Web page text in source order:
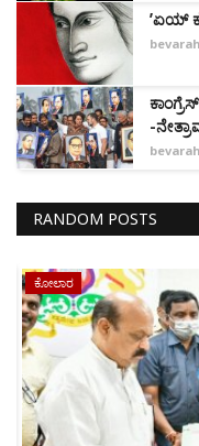
ʼಏಯ್
-
RANDOM POSTS
ಕೋಲಾರ